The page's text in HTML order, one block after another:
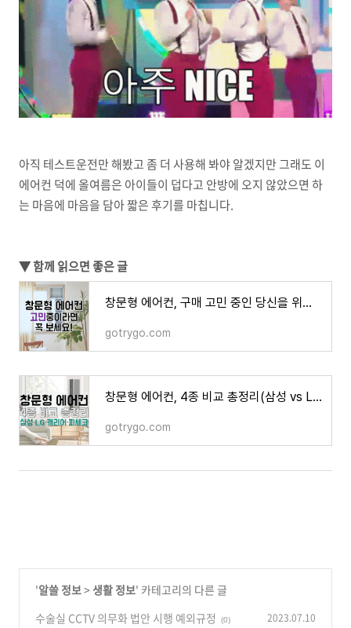
아직 테스트운전만 해봤고 좀 더 사용해 봐야 알겠지만 그래도 이
에어컨 덕에 올여름은 아이들이 덥다고 안방에 오지 않았으면 하
는 마음에 마음을 담아 짧은 후기를 마칩니다.
▼ 함께 읽으면 좋은 글
창문형 에어컨, 구매 고민 중인 당신을 위한 완벽정리
gotrygo.com
창문형 에어컨, 4종 비교 총정리(삼성 vs LG vs 캐리어 vs 파세코)
gotrygo.com
'알쓸 정보> 생활 정보' 카테고리의 다른 글
수술실 CCTV 의무화 법안 시행 예외규정
(0) 2023.07.10